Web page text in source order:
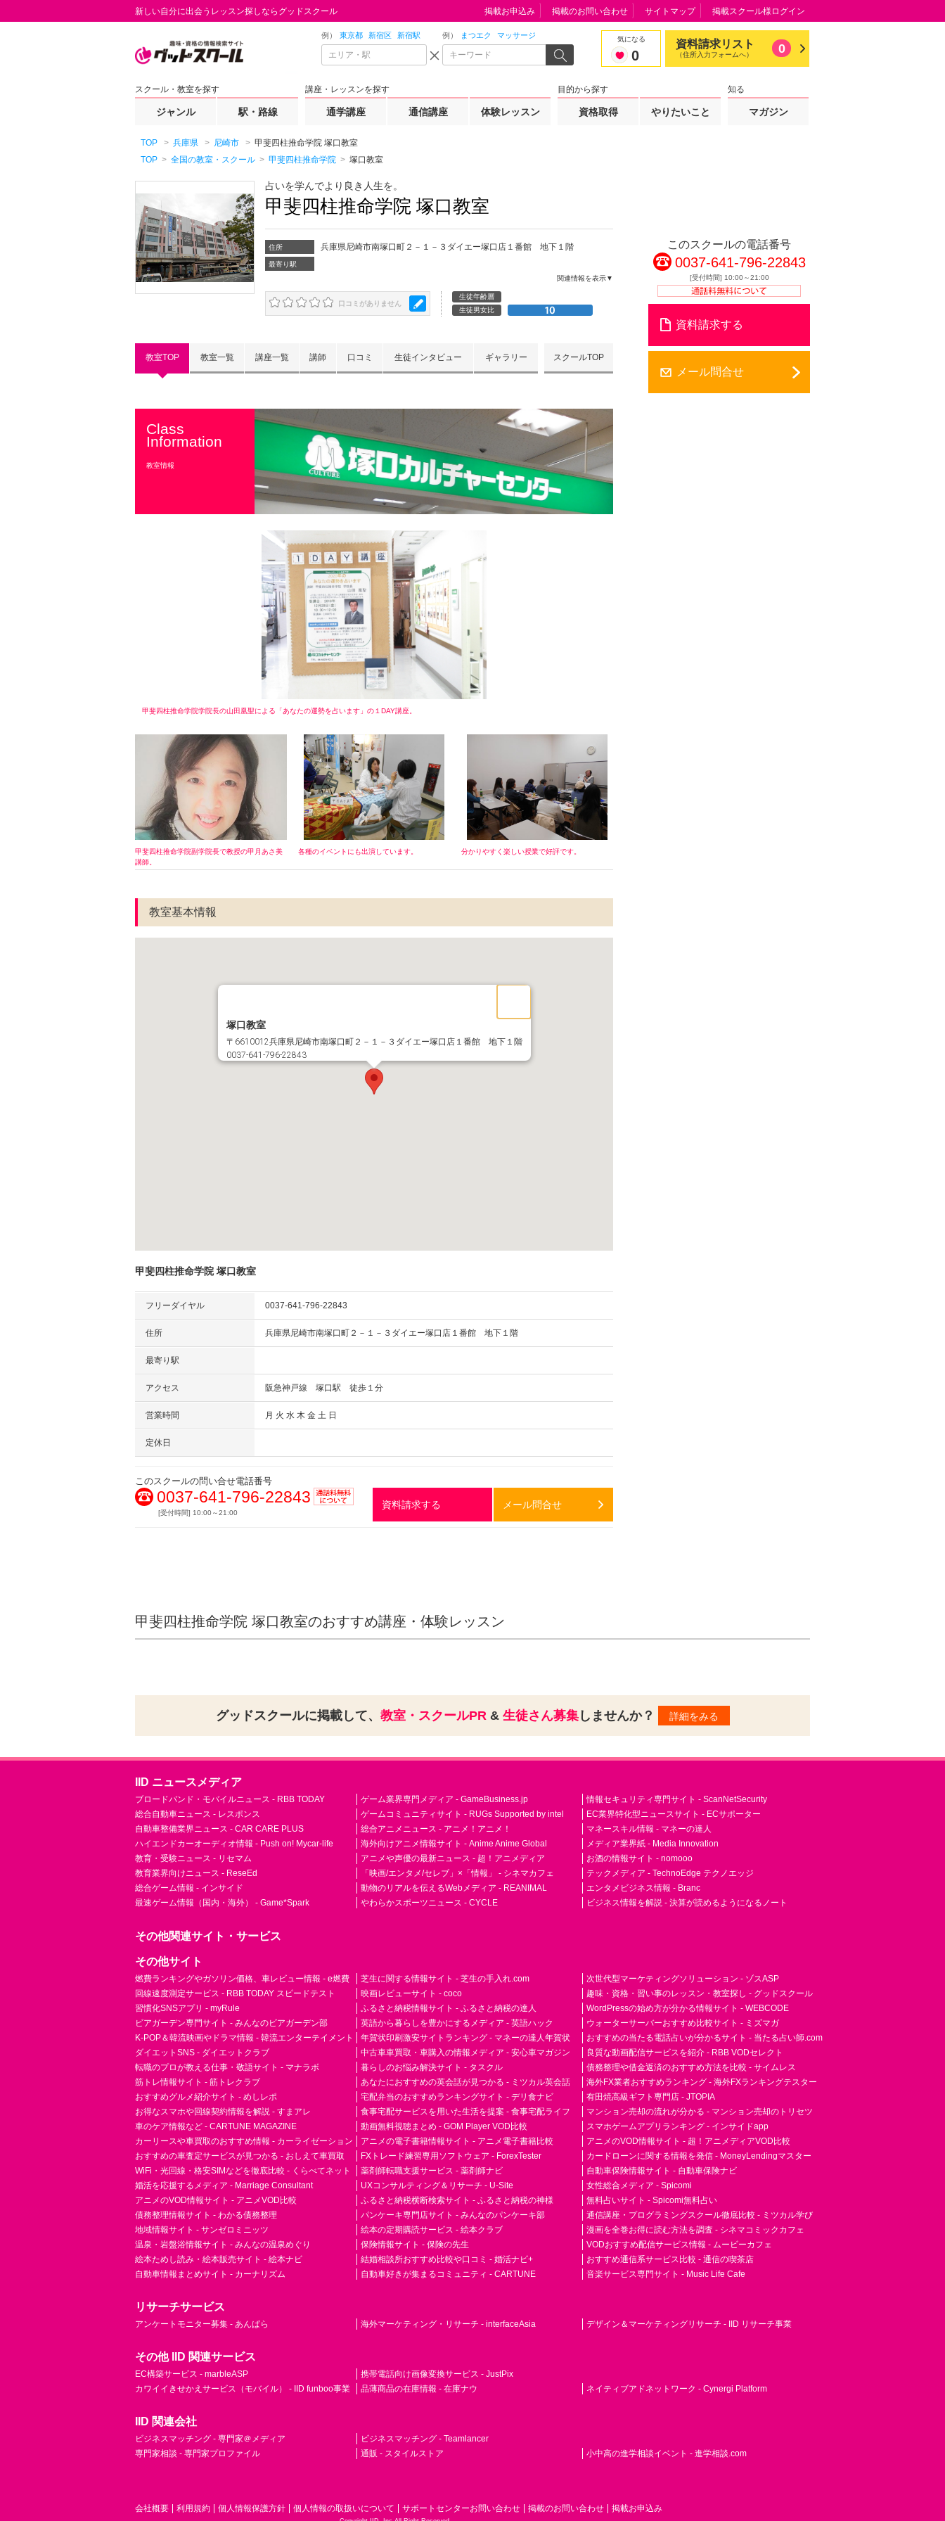
新しい自分に出会うレッスン探しならグッドスクール
例） 東京都 新宿区 新宿駅 例） まつエク マッサージ 気になる
0
資料請求リスト
（住所入力フォームへ） 0
スクール・教室を探す
ジャンル 駅・路線
講座・レッスンを探す
通学講座 通信講座 体験レッスン
目的から探す
資格取得 やりたいこと
知る
マガジン
掲載お申込み 掲載のお問い合わせ サイトマップ 掲載スクール様ログイン
TOP 兵庫県 尼崎市
甲斐四柱推命学院 塚口教室
TOP
全国の教室・スクール 甲斐四柱推命学院 塚口教室
占いを学んでより良き人生を。
甲斐四柱推命学院 塚口教室
住所 兵庫県尼崎市南塚口町２－１－３ダイエー塚口店１番館 地下１階
最寄り駅
関連情報を表示▼
口コミがありません
生徒年齢層
生徒男女比
教室TOP 教室一覧 講座一覧 講師 口コミ 生徒インタビュー ギャラリー スクールTOP
Class
Information
教室情報
甲斐四柱推命学院学院長の山田凰聖による「あなたの運勢を占います」の１DAY講座。
甲斐四柱推命学院副学院長で教授の甲月あさ美
講師。
各種のイベントにも出演しています。 分かりやすく楽しい授業で好評です。
教室基本情報
塚口教室
〒6610012兵庫県尼崎市南塚口町２－１－３ダイエー塚口店１番館 地下１階
0037-641-796-22843
甲斐四柱推命学院 塚口教室
フリーダイヤル 0037-641-796-22843
住所 兵庫県尼崎市南塚口町２－１－３ダイエー塚口店１番館 地下１階
最寄り駅
アクセス 阪急神戸線 塚口駅 徒歩１分
営業時間 月 火 水 木 金 土 日
定休日
このスクールの問い合せ電話番号
0037-641-796-22843
[受付時間] 10:00～21:00
資料請求する メール問合せ
このスクールの電話番号
0037-641-796-22843
[受付時間] 10:00～21:00
資料請求する
メール問合せ
甲斐四柱推命学院 塚口教室のおすすめ講座・体験レッスン
グッドスクールに掲載して、 教室・スクールPR& 生徒さん募集しませんか？ 詳細をみる
IID ニュースメディア
ブロードバンド・モバイルニュース - RBB TODAY
総合自動車ニュース - レスポンス
自動車整備業界ニュース - CAR CARE PLUS
ハイエンドカーオーディオ情報 - Push on! Mycar-life
教育・受験ニュース - リセマム
教育業界向けニュース - ReseEd
総合ゲーム情報 - インサイド
最速ゲーム情報（国内・海外） - Game*Spark
ゲーム業界専門メディア - GameBusiness.jp
ゲームコミュニティサイト - RUGs Supported by intel
総合アニメニュース - アニメ！アニメ！
海外向けアニメ情報サイト - Anime Anime Global
アニメや声優の最新ニュース - 超！アニメディア
「映画/エンタメ/セレブ」×「情報」 - シネマカフェ
動物のリアルを伝えるWebメディア - REANIMAL
やわらかスポーツニュース - CYCLE
情報セキュリティ専門サイト - ScanNetSecurity
EC業界特化型ニュースサイト - ECサポーター
マネースキル情報 - マネーの達人
メディア業界紙 - Media Innovation
お酒の情報サイト - nomooo
テックメディア - TechnoEdge テクノエッジ
エンタメビジネス情報 - Branc
ビジネス情報を解説 - 決算が読めるようになるノート
その他関連サイト・サービス
その他サイト
燃費ランキングやガソリン価格、車レビュー情報 - e燃費
回線速度測定サービス - RBB TODAY スピードテスト
習慣化SNSアプリ - myRule
ビアガーデン専門サイト - みんなのビアガーデン部
K-POP＆韓流映画やドラマ情報 - 韓流エンターテイメント
ダイエットSNS - ダイエットクラブ
転職のプロが教える仕事・敬語サイト - マナラボ
筋トレ情報サイト - 筋トレクラブ
おすすめグルメ紹介サイト - めしレポ
お得なスマホや回線契約情報を解説 - すまアレ
車のケア情報など - CARTUNE MAGAZINE
カーリースや車買取のおすすめ情報 - カーライゼーション
おすすめの車査定サービスが見つかる - おしえて車買取
WiFi・光回線・格安SIMなどを徹底比較 - くらべてネット
婚活を応援するメディア - Marriage Consultant
アニメのVOD情報サイト - アニメVOD比較
債務整理情報サイト - わかる債務整理
地域情報サイト - サンゼロミニッツ
温泉・岩盤浴情報サイト - みんなの温泉めぐり
絵本ためし読み・絵本販売サイト - 絵本ナビ
自動車情報まとめサイト - カーナリズム
芝生に関する情報サイト - 芝生の手入れ.com
映画レビューサイト - coco
ふるさと納税情報サイト - ふるさと納税の達人
英語から暮らしを豊かにするメディア - 英語ハック
年賀状印刷激安サイトランキング - マネーの達人年賀状
中古車車買取・車購入の情報メディア - 安心車マガジン
暮らしのお悩み解決サイト - タスクル
あなたにおすすめの英会話が見つかる - ミツカル英会話
宅配弁当のおすすめランキングサイト - デリ食ナビ
食事宅配サービスを用いた生活を提案 - 食事宅配ライフ
動画無料視聴まとめ - GOM Player VOD比較
アニメの電子書籍情報サイト - アニメ電子書籍比較
FXトレード練習専用ソフトウェア - ForexTester
薬剤師転職支援サービス - 薬剤師ナビ
UXコンサルティング＆リサーチ - U-Site
ふるさと納税横断検索サイト - ふるさと納税の神様
パンケーキ専門店サイト - みんなのパンケーキ部
絵本の定期購読サービス - 絵本クラブ
保険情報サイト - 保険の先生
結婚相談所おすすめ比較や口コミ - 婚活ナビ+
自動車好きが集まるコミュニティ - CARTUNE
次世代型マーケティングソリューション - ゾスASP
趣味・資格・習い事のレッスン・教室探し - グッドスクール
WordPressの始め方が分かる情報サイト - WEBCODE
ウォーターサーバーおすすめ比較サイト - ミズマガ
おすすめの当たる電話占いが分かるサイト - 当たる占い師.com
良質な動画配信サービスを紹介 - RBB VODセレクト
債務整理や借金返済のおすすめ方法を比較 - サイムレス
海外FX業者おすすめランキング - 海外FXランキングテスター
有田焼高級ギフト専門店 - JTOPIA
マンション売却の流れが分かる - マンション売却のトリセツ
スマホゲームアプリランキング - インサイドapp
アニメのVOD情報サイト - 超！アニメディアVOD比較
カードローンに関する情報を発信 - MoneyLendingマスター
自動車保険情報サイト - 自動車保険ナビ
女性総合メディア - Spicomi
無料占いサイト - Spicomi無料占い
通信講座・プログラミングスクール徹底比較 - ミツカル学び
漫画を全巻お得に読む方法を調査 - シネマコミックカフェ
VODおすすめ配信サービス情報 - ムービーカフェ
おすすめ通信系サービス比較 - 通信の喫茶店
音楽サービス専門サイト - Music Life Cafe
リサーチサービス
アンケートモニター募集 - あんぱら 海外マーケティング・リサーチ - interfaceAsia デザイン＆マーケティングリサーチ - IID リサーチ事業
その他 IID 関連サービス
EC構築サービス - marbleASP
カワイイきせかえサービス（モバイル） - IID funboo事業
携帯電話向け画像変換サービス - JustPix
品薄商品の在庫情報 - 在庫ナウ
ネイティブアドネットワーク - Cynergi Platform
IID 関連会社
ビジネスマッチング - 専門家＠メディア
専門家相談 - 専門家プロファイル
ビジネスマッチング - Teamlancer
通販 - スタイルストア
小中高の進学相談イベント - 進学相談.com
会社概要 利用規約 個人情報保護方針 個人情報の取扱いについて サポートセンターお問い合わせ 掲載のお問い合わせ 掲載お申込み